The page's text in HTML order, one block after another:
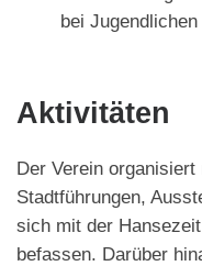
bei
Aktivitäten
Der Verein
Stadtführungen,
sich mit der
befassen. Darüber